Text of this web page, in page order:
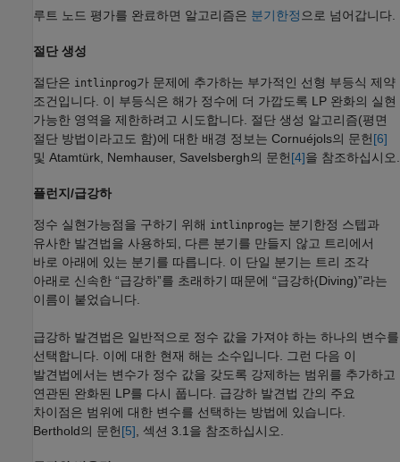
루트 노드 평가를 완료하면 알고리즘은 분기한정으로 넘어갑니다.
절단 생성
절단은 intlinprog가 문제에 추가하는 부가적인 선형 부등식 제약
조건입니다. 이 부등식은 해가 정수에 더 가깝도록 LP 완화의 실현
가능한 영역을 제한하려고 시도합니다. 절단 생성 알고리즘(평면
절단 방법이라고도 함)에 대한 배경 정보는 Cornuéjols의 문헌[6]
및 Atamtürk, Nemhauser, Savelsbergh의 문헌[4]을 참조하십시오.
플런지/급강하
정수 실현가능점을 구하기 위해 intlinprog는 분기한정 스텝과
유사한 발견법을 사용하되, 다른 분기를 만들지 않고 트리에서
바로 아래에 있는 분기를 따릅니다. 이 단일 분기는 트리 조각
아래로 신속한 “급강하”를 초래하기 때문에 “급강하(Diving)”라는
이름이 붙었습니다.
급강하 발견법은 일반적으로 정수 값을 가져야 하는 하나의 변수를
선택합니다. 이에 대한 현재 해는 소수입니다. 그런 다음 이
발견법에서는 변수가 정수 값을 갖도록 강제하는 범위를 추가하고
연관된 완화된 LP를 다시 풉니다. 급강하 발견법 간의 주요
차이점은 범위에 대한 변수를 선택하는 방법에 있습니다.
Berthold의 문헌[5] , 섹션 3.1을 참조하십시오.